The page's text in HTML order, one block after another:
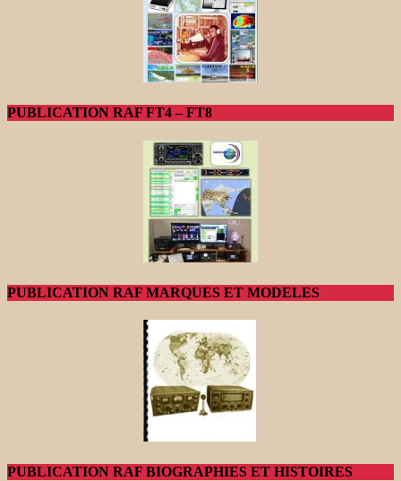
PUBLICATION RAF FT4 – FT8
PUBLICATION RAF MARQUES ET MODELES
PUBLICATION RAF BIOGRAPHIES ET HISTOIRES